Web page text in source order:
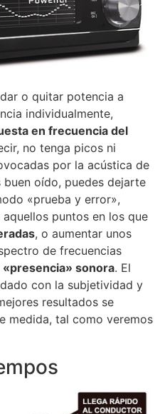
o quitar potencia a
individualmente,
en frecuencia del
no tenga picos ni
por la acústica de
oído, puedes dejarte
«prueba y error»,
puntos en los que
, o aumentar unos
de frecuencias
«presencia» sonora. El
con la subjetividad y
resultados se
medida, tal como veremos